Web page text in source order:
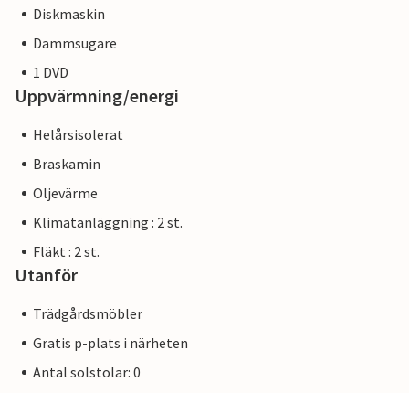
Diskmaskin
Dammsugare
1 DVD
Uppvärmning/energi
Helårsisolerat
Braskamin
Oljevärme
Klimatanläggning : 2 st.
Fläkt : 2 st.
Utanför
Trädgårdsmöbler
Gratis p-plats i närheten
Antal solstolar: 0